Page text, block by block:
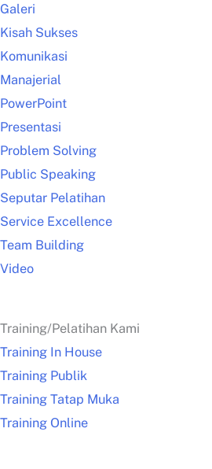
Galeri
Kisah Sukses
Komunikasi
Manajerial
PowerPoint
Presentasi
Problem Solving
Public Speaking
Seputar Pelatihan
Service Excellence
Team Building
Video
Training/Pelatihan Kami
Training In House
Training Publik
Training Tatap Muka
Training Online